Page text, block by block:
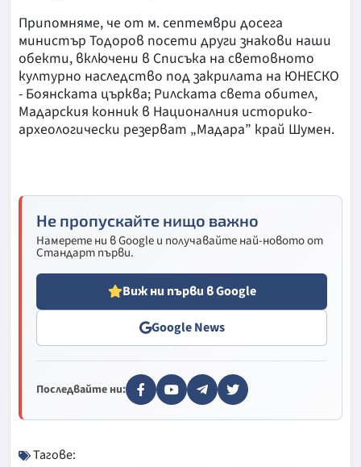
Припомняме, че от м. септември досега
министър Тодоров посети други знакови наши
обекти, включени в Списъка на световното
културно наследство под закрилата на ЮНЕСКО
- Боянската църква; Рилската света обител,
Мадарския конник в Националния историко-
археологически резерват „Мадара” край Шумен.
Не пропускайте нищо важно
Намерете ни в Google и получавайте най-новото от
Стандарт първи.
Виж ни първи в Google
Google News
Последвайте ни:
Тагове: